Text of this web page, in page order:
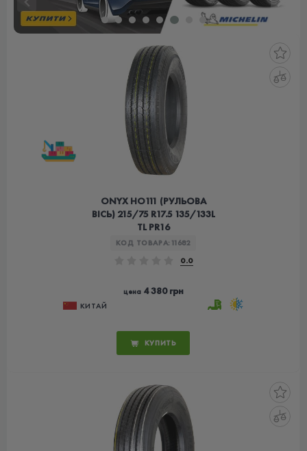
ONYX HO111 (РУЛЬОВА
ВІСЬ) 215/75 R17.5 135/133L
TL PR16
КОД ТОВАРА: 11682
0.0
цена4 380 грн
КИТАЙ
КУПИТЬ